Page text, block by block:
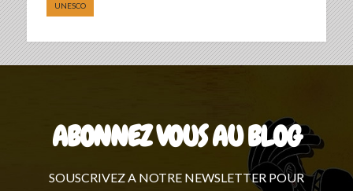
UNESCO
ABONNEZ VOUS AU BLOG
SOUSCRIVEZ A NOTRE NEWSLETTER POUR